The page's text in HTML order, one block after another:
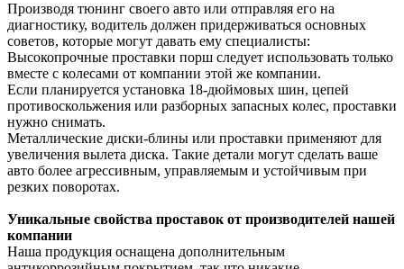
Производя тюнинг своего авто или отправляя его на
диагностику, водитель должен придерживаться основных
советов, которые могут давать ему специалисты:
Высокопрочные проставки порш следует использовать только
вместе с колесами от компании этой же компании.
Если планируется установка 18-дюймовых шин, цепей
противоскольжения или разборных запасных колес, проставки
нужно снимать.
Металлические диски-блины или проставки применяют для
увеличения вылета диска. Такие детали могут сделать ваше
авто более агрессивным, управляемым и устойчивым при
резких поворотах.
Уникальные свойства проставок от производителей нашей
компании
Наша продукция оснащена дополнительным